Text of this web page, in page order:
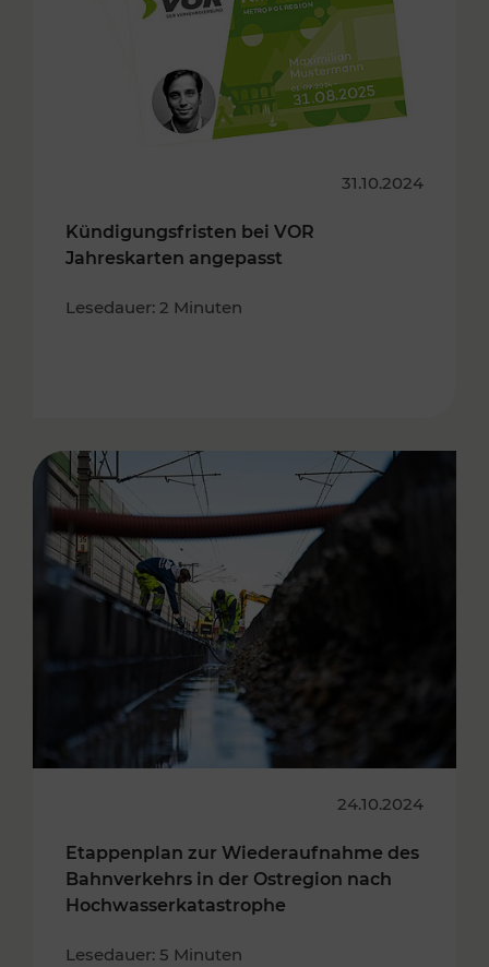
31.10.2024
Kündigungsfristen bei VOR
Jahreskarten angepasst
Lesedauer: 2 Minuten
24.10.2024
Etappenplan zur Wiederaufnahme des
Bahnverkehrs in der Ostregion nach
Hochwasserkatastrophe
Lesedauer: 5 Minuten